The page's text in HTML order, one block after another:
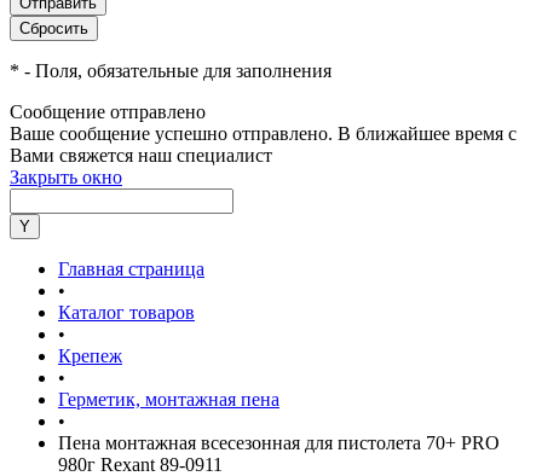
* - Поля, обязательные для заполнения
Сообщение отправлено
Ваше сообщение успешно отправлено. В ближайшее время с
Вами свяжется наш специалист
Закрыть окно
Главная страница
•
Каталог товаров
•
Крепеж
•
Герметик, монтажная пена
•
Пена монтажная всесезонная для пистолета 70+ PRO
980г Rexant 89-0911